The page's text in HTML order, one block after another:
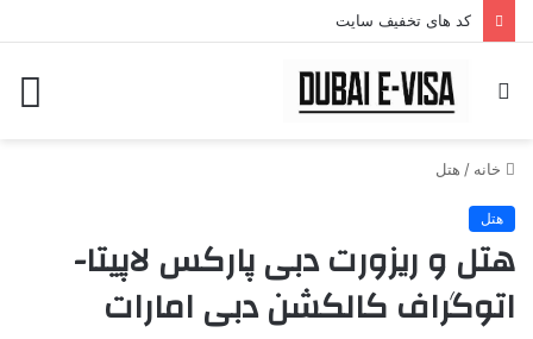
کد های تخفیف سایت
جستجو
خانه / هتل
هتل
هتل و ریزورت دبی پارکس لاپیتا-
اتوگراف کالکشن دبی امارات